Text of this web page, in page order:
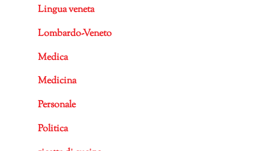
Lingua veneta
Lombardo-Veneto
Medica
Medicina
Personale
Politica